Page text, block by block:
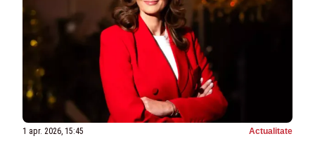
1 apr. 2026, 15:45 Actualitate